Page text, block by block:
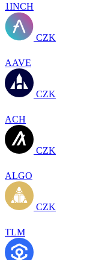
1INCH
CZK
AAVE
CZK
ACH
CZK
ALGO
CZK
TLM